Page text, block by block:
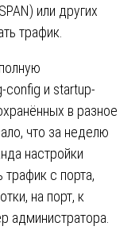
или других
трафик.
config и startup-
в разное
что за неделю
настройки
трафик с порта,
на порт, к
администратора.